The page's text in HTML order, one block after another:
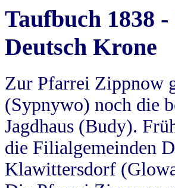
Taufbuch 1838
Deutsch Krone
Zur Pfarrei Zippnow
(Sypnywo) noch die
Jagdhaus (Budy).
die Filialgemeinden
Klawittersdorf